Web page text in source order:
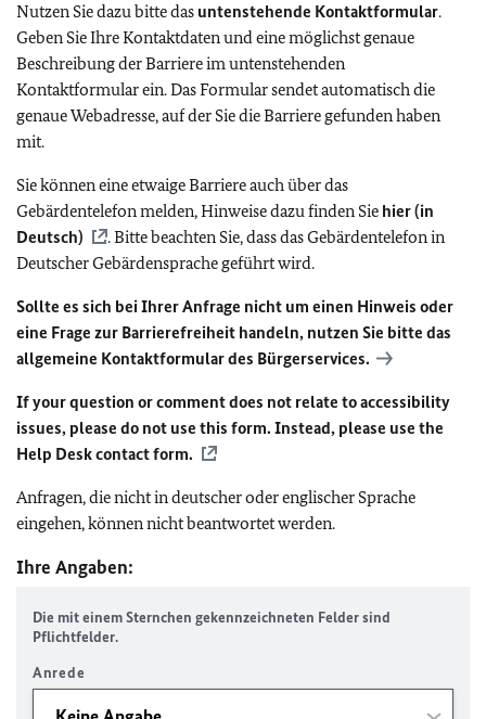
Nutzen Sie dazu bitte das untenstehende Kontaktformular.
Geben Sie Ihre Kontaktdaten und eine möglichst genaue
Beschreibung der Barriere im untenstehenden
Kontaktformular ein. Das Formular sendet automatisch die
genaue Webadresse, auf der Sie die Barriere gefunden haben
mit.
Sie können eine etwaige Barriere auch über das
Gebärdentelefon melden, Hinweise dazu finden Sie hier (in
Deutsch)
. Bitte beachten Sie, dass das Gebärdentelefon in
Deutscher Gebärdensprache geführt wird.
Sollte es sich bei Ihrer Anfrage nicht um einen Hinweis oder
eine Frage zur Barrierefreiheit handeln, nutzen Sie bitte das
allgemeine Kontaktformular des Bürgerservices.
If your question or comment does not relate to accessibility
issues, please do not use this form. Instead, please use the
Help Desk contact form.
Anfragen, die nicht in deutscher oder englischer Sprache
eingehen, können nicht beantwortet werden.
Ihre Angaben:
Die mit einem Sternchen gekennzeichneten Felder sind
Pflichtfelder.
Anrede